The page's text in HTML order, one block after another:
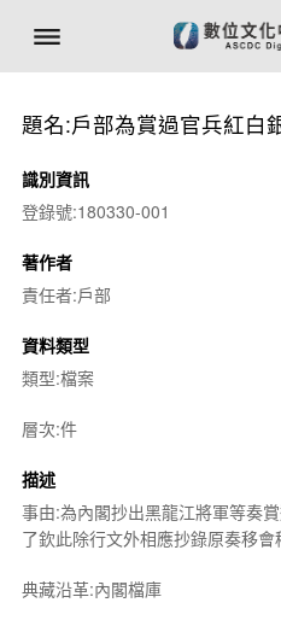
題名:戶部為賞過官兵紅白
識別資訊
登錄號:180330-001
著作者
責任者:戶部
資料類型
類型:檔案
層次:件
描述
事由:為內閣抄出黑龍江將軍等奏
了欽此除行文外相應抄錄原奏移會
典藏沿革:內閣檔庫